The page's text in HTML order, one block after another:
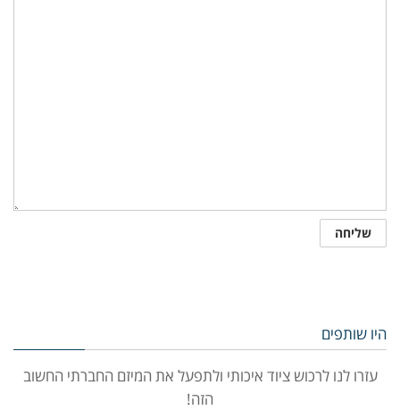
היו שותפים
עזרו לנו לרכוש ציוד איכותי ולתפעל את המיזם החברתי החשוב
הזה!